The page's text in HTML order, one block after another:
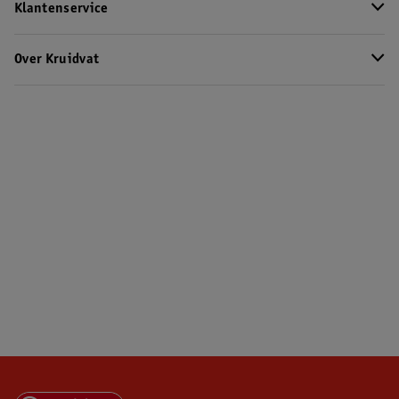
Klantenservice
Over Kruidvat